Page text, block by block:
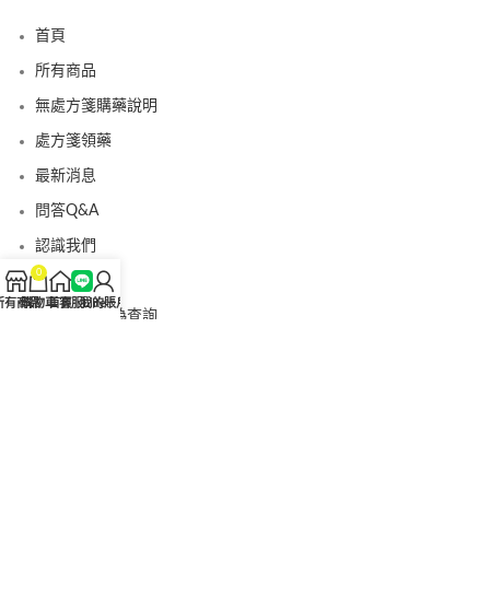
首頁
所有商品
無處方箋購藥說明
處方箋領藥
最新消息
問答Q&A
認識我們
聯絡我們
美國黑金真偽查詢
有商品
0
購物車首頁客服Line
我的賬戶